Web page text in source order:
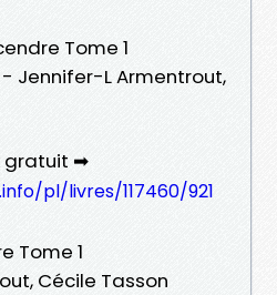
Tome 1
- Jennifer-L Armentrout,
gratuit ➡
pl/livres/117460/921
Tome 1
Cécile Tasson